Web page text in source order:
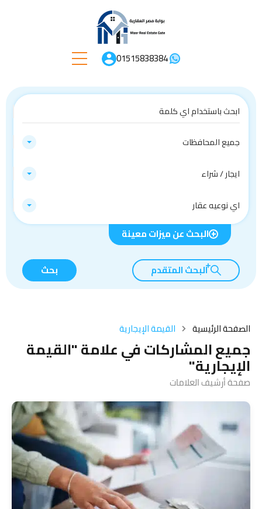
01515838384
جميع المحافظات
ايجار / شراء
اي نوعيه عقار
البحث عن ميزات معينة
البحث المتقدم بحث
الصفحة الرئيسية القيمة الإيجارية
جميع المشاركات في علامة "القيمة
الإيجارية"
صفحة أرشيف العلامات